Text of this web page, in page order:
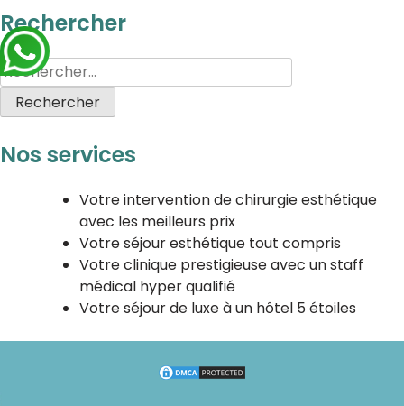
Rechercher
Nos services
Votre intervention de chirurgie esthétique
avec les meilleurs prix
Votre séjour esthétique tout compris
Votre clinique prestigieuse avec un staff
médical hyper qualifié
Votre séjour de luxe à un hôtel 5 étoiles